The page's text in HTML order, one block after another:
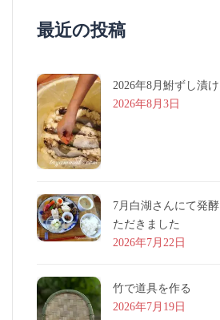
最近の投稿
2026年8月鮒ずし漬
2026年8月3日
7月白湖さんにて発
ただきました
2026年7月22日
竹で道具を作る
2026年7月19日